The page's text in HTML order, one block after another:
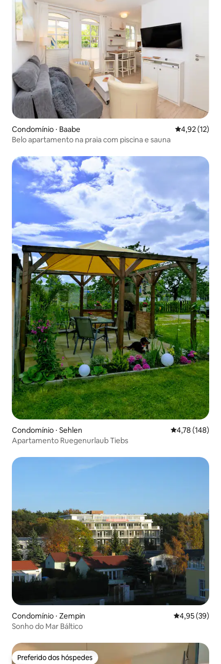
Condomínio ⋅ Baabe 4,92 de uma
4,92 (12)
Belo apartamento na praia com piscina e sauna
Condomínio ⋅ Sehlen 4,78 de uma
4,78 (148)
Apartamento Ruegenurlaub Tiebs
Condomínio ⋅ Zempin 4,95 de uma
4,95 (39)
Sonho do Mar Báltico
Preferido dos hóspedes
Preferido dos hóspedes